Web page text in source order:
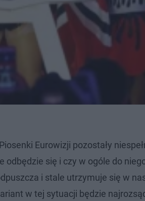
Eurowizji pozostały
się i czy w ogóle do
i stale utrzymuje się w
w tej sytuacji będzie